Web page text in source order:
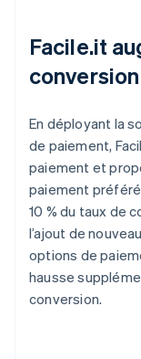
Facile.it
En déployant la
de paiement,
paiement et
paiement
10 % du taux de
l’ajout de
options de
hausse
conversion.